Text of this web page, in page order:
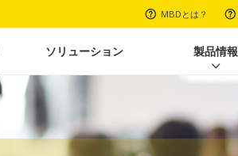
MBDとは？
ソリューション 製品情報